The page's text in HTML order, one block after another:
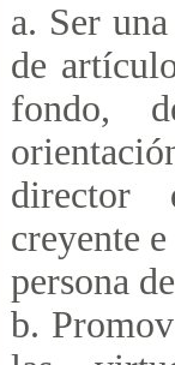
a. Ser
de
fondo,
director
creyente
persona
b.